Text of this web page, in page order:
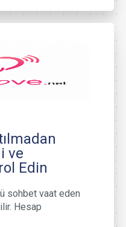
ve
Edin
sohbet vaat eden
Hesap